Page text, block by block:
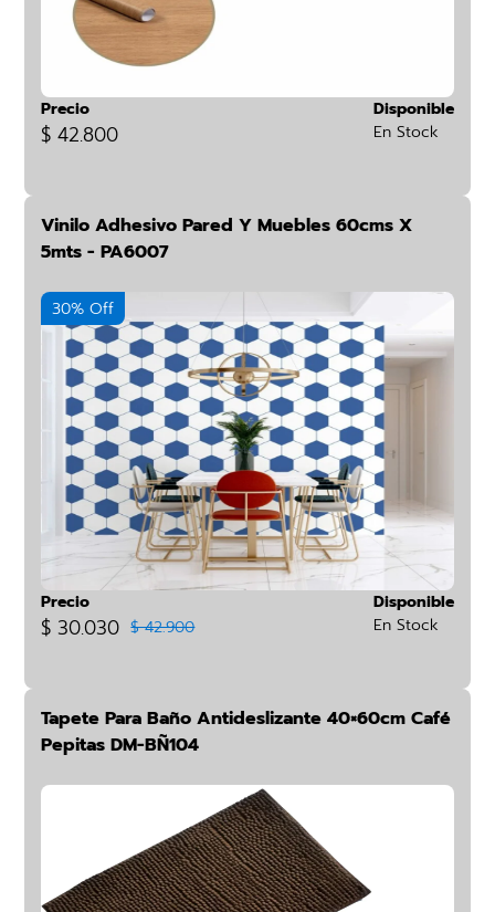
Precio
$ 42.800
Disponible
En Stock
Vinilo Adhesivo Pared Y Muebles 60cms X
5mts - PA6007
30% Off
Precio
$ 30.030 $ 42.900
Disponible
En Stock
Tapete Para Baño Antideslizante 40×60cm Café
Pepitas DM-BÑ104